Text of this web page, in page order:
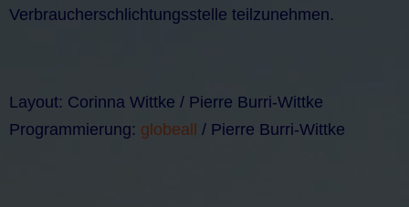
Verbraucherschlichtungsstelle teilzunehmen.
Layout: Corinna Wittke / Pierre Burri-Wittke
Programmierung: globeall / Pierre Burri-Wittke